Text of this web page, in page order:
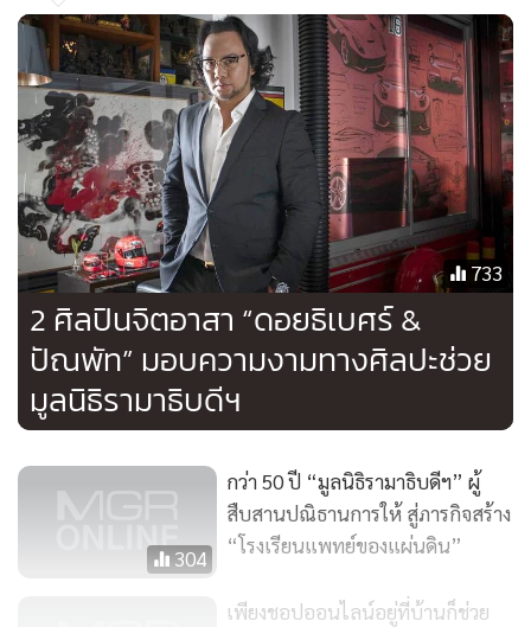
733
2 ศิลปินจิตอาสา “ดอยธิเบศร์ &
ปัณพัท” มอบความงามทางศิลปะช่วย
มูลนิธิรามาธิบดีฯ
304
กว่า 50 ปี “มูลนิธิรามาธิบดีฯ” ผู้
สืบสานปณิธานการให้ สู่ภารกิจสร้าง
“โรงเรียนแพทย์ของแผ่นดิน”
เพียงชอปออนไลน์อยู่ที่บ้านก็ช่วย